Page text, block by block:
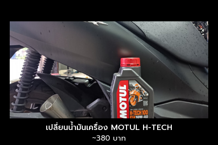
เปลี่ยนน้ำมันเครื่อง MOTUL H-TECH
~380 บาท